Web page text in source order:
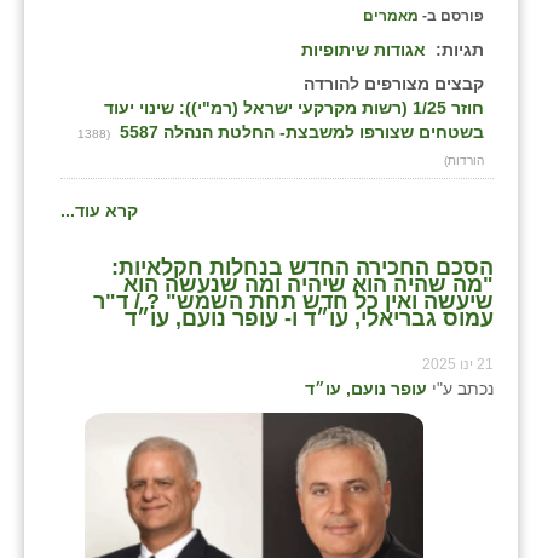
פורסם ב- מאמרים
תגיות:
אגודות שיתופיות
קבצים מצורפים להורדה
חוזר 1/25 (רשות מקרקעי ישראל (רמ"י)): שינוי יעוד
בשטחים שצורפו למשבצת- החלטת הנהלה 5587
(1388
הורדות)
קרא עוד...
הסכם החכירה החדש בנחלות חקלאיות:
"מה שהיה הוא שיהיה ומה שנעשה הוא
שיעשה ואין כל חדש תחת השמש" ? / ד"ר
עמוס גבריאלי, עו״ד ו- עופר נועם, עו״ד
21 ינו 2025
נכתב ע"י עופר נועם, עו״ד